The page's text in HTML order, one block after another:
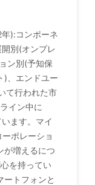
):コンポーネ
別(オンプレ
ン別(予知保
)、エンドユー
て行われた市
イン中に
ます。マイ
ポレーショ
が増えるにつ
を持ってい
ートフォンと